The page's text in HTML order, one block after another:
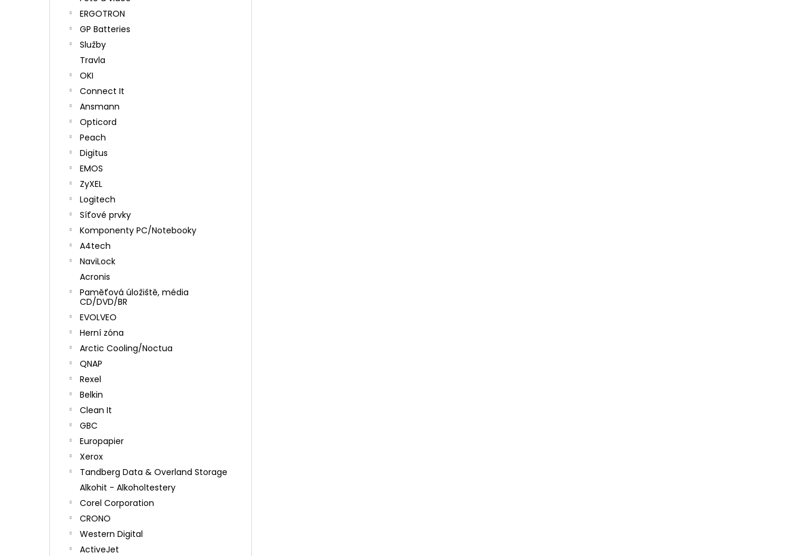
ERGOTRON
GP Batteries
Služby
Travla
OKI
Connect It
Ansmann
Opticord
Peach
Digitus
EMOS
ZyXEL
Logitech
Síťové prvky
Komponenty PC/Notebooky
A4tech
NaviLock
Acronis
Paměťová úložiště, média
CD/DVD/BR
EVOLVEO
Herní zóna
Arctic Cooling/Noctua
QNAP
Rexel
Belkin
Clean It
GBC
Europapier
Xerox
Tandberg Data & Overland Storage
Alkohit - Alkoholtestery
Corel Corporation
CRONO
Western Digital
ActiveJet